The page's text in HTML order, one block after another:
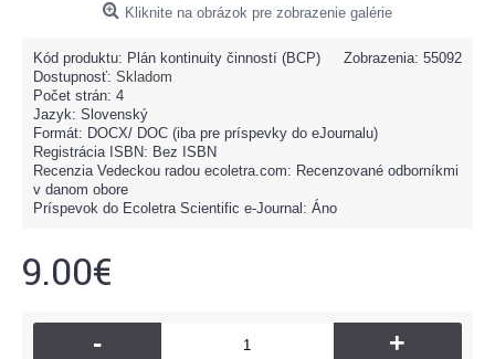
Kliknite na obrázok pre zobrazenie galérie
Zobrazenia: 55092
Kód produktu: Plán kontinuity činností (BCP)
Dostupnosť: Skladom
Počet strán: 4
Jazyk: Slovenský
Formát: DOCX/ DOC (iba pre príspevky do eJournalu)
Registrácia ISBN: Bez ISBN
Recenzia Vedeckou radou ecoletra.com: Recenzované odborníkmi
v danom obore
Príspevok do Ecoletra Scientific e-Journal: Áno
9.00€
- +